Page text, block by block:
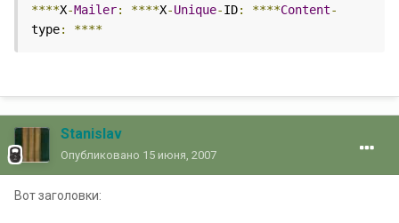
****X-Mailer: ****X-Unique-ID: ****Content-
type: ****
Stanislav
Опубликовано 15 июня, 2007
Вот заголовки: